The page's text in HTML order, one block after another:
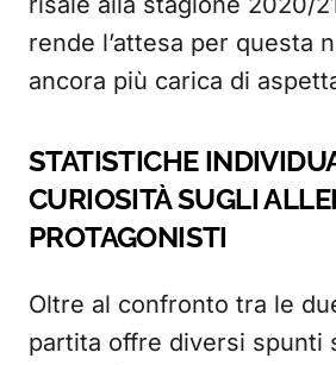
rende l’attesa per questa
ancora più carica di
STATISTICHE
CURIOSITÀ SUGLI
PROTAGONISTI
Oltre al confronto tra le
partita offre diversi spunti